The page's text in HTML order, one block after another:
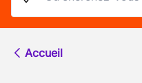
Accueil